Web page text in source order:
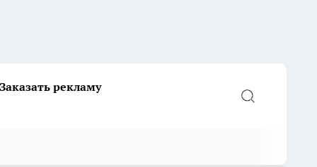
Заказать рекламу